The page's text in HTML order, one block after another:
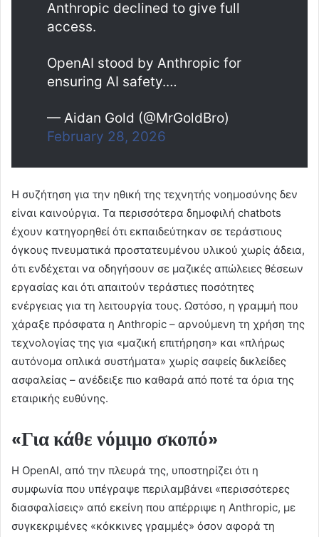
Anthropic declined to give full
access.
OpenAI stood by Anthropic for
ensuring AI safety.…
— Aidan Gold (@MrGoldBro)
February 28, 2026
Η συζήτηση για την ηθική της τεχνητής νοημοσύνης δεν
είναι καινούργια. Τα περισσότερα δημοφιλή chatbots
έχουν κατηγορηθεί ότι εκπαιδεύτηκαν σε τεράστιους
όγκους πνευματικά προστατευμένου υλικού χωρίς άδεια,
ότι ενδέχεται να οδηγήσουν σε μαζικές απώλειες θέσεων
εργασίας και ότι απαιτούν τεράστιες ποσότητες
ενέργειας για τη λειτουργία τους. Ωστόσο, η γραμμή που
χάραξε πρόσφατα η Anthropic – αρνούμενη τη χρήση της
τεχνολογίας της για «μαζική επιτήρηση» και «πλήρως
αυτόνομα οπλικά συστήματα» χωρίς σαφείς δικλείδες
ασφαλείας – ανέδειξε πιο καθαρά από ποτέ τα όρια της
εταιρικής ευθύνης.
«Για κάθε νόμιμο σκοπό»
Η OpenAI, από την πλευρά της, υποστηρίζει ότι η
συμφωνία που υπέγραψε περιλαμβάνει «περισσότερες
διασφαλίσεις» από εκείνη που απέρριψε η Anthropic, με
συγκεκριμένες «κόκκινες γραμμές» όσον αφορά τη